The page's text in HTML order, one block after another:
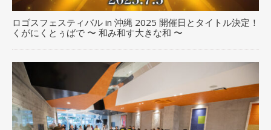
ロゴスフェスティバル in 沖縄 2025 開催日とタイトル決定！
くがにくとぅばで 〜 和み和す大きな和 〜